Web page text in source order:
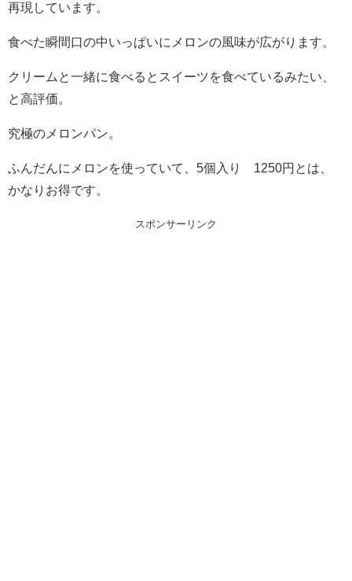
再現しています。
食べた瞬間口の中いっぱいにメロンの風味が広がります。
クリームと一緒に食べるとスイーツを食べているみたい、
と高評価。
究極のメロンパン。
ふんだんにメロンを使っていて、5個入り 1250円とは、
かなりお得です。
スポンサーリンク